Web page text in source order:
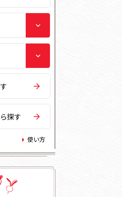
探す
使い方